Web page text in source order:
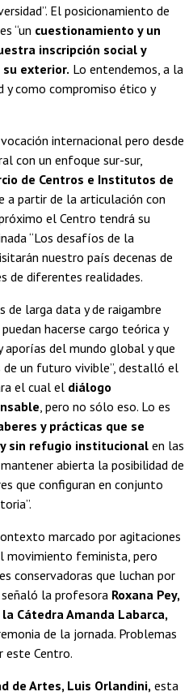
El posicionamiento de
“un cuestionamiento y un
inscripción social y
exterior. Lo entendemos, a la
y como compromiso ético y
internacional pero desde
con un enfoque sur-sur,
de Centros e Institutos de
a partir de la articulación con
el Centro tendrá su
“Los desafíos de la
nuestro país decenas de
de diferentes realidades.
de larga data y de raigambre
hacerse cargo teórica y
del mundo global y que
de un futuro vivible”, destalló el
el cual el diálogo
, pero no sólo eso. Lo es
y prácticas que se
sin refugio institucional en las
abierta la posibilidad de
que configuran en conjunto
marcado por agitaciones
movimiento feminista, pero
conservadoras que luchan por
señaló la profesora Roxana Pey,
Cátedra Amanda Labarca,
de la jornada. Problemas
este Centro.
de Artes, Luis Orlandini, esta